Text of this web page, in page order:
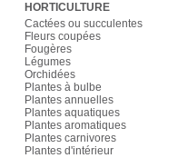
HORTICULTURE
Cactées ou succulentes
Fleurs coupées
Fougères
Légumes
Orchidées
Plantes à bulbe
Plantes annuelles
Plantes aquatiques
Plantes aromatiques
Plantes carnivores
Plantes d'intérieur